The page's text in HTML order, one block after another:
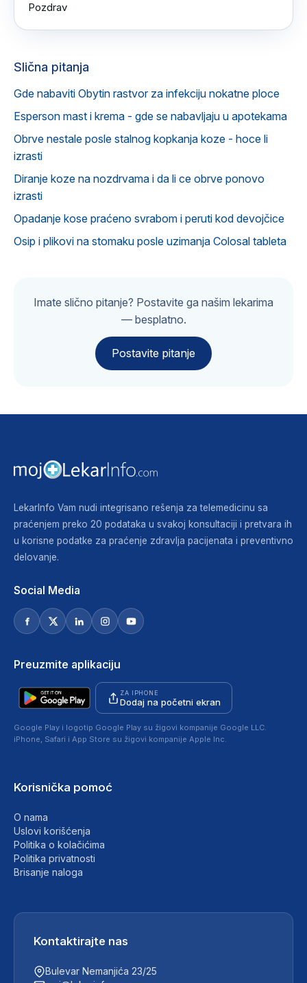
Pozdrav
Slična pitanja
Gde nabaviti Obytin rastvor za infekciju nokatne ploce
Esperson mast i krema - gde se nabavljaju u apotekama
Obrve nestale posle stalnog kopkanja koze - hoce li
izrasti
Diranje koze na nozdrvama i da li ce obrve ponovo
izrasti
Opadanje kose praćeno svrabom i peruti kod devojčice
Osip i plikovi na stomaku posle uzimanja Colosal tableta
Imate slično pitanje? Postavite ga našim lekarima
— besplatno.
Postavite pitanje
LekarInfo Vam nudi integrisano rešenja za telemedicinu sa
praćenjem preko 20 podataka u svakoj konsultaciji i pretvara ih
u korisne podatke za praćenje zdravlja pacijenata i preventivno
delovanje.
Social Media
Preuzmite aplikaciju
ZA IPHONE
Dodaj na početni ekran
Google Play i logotip Google Play su žigovi kompanije Google LLC.
iPhone, Safari i App Store su žigovi kompanije Apple Inc.
Korisnička pomoć
O nama
Uslovi korišćenja
Politika o kolačićima
Politika privatnosti
Brisanje naloga
Kontaktirajte nas
Bulevar Nemanjića 23/25